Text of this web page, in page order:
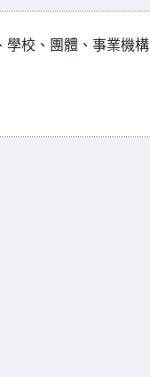
學校、團體、事業機構